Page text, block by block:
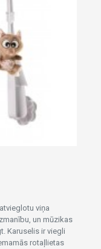
viņa
un mūzikas
Karuselis ir viegli
rotaļlietas